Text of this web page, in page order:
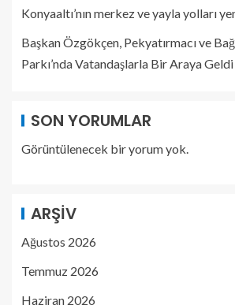
Konyaaltı’nın merkez ve yayla yolları
Başkan Özgökçen, Pekyatırmacı ve
Parkı’nda Vatandaşlarla Bir Araya Geldi
SON YORUMLAR
Görüntülenecek bir yorum yok.
ARŞIV
Ağustos 2026
Temmuz 2026
Haziran 2026